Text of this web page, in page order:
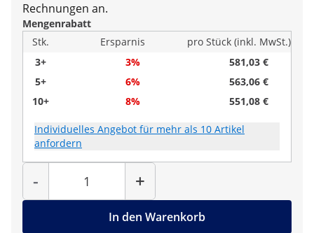
Rechnungen an.
Mengenrabatt
Stk.
Ersparnis
pro Stück (inkl. MwSt.)
3+
3%
581,03 €
5+
6%
563,06 €
10+
8% 551,08 €
Individuelles Angebot für mehr als 10 Artikel
anfordern
-
Menge
+
In den Warenkorb